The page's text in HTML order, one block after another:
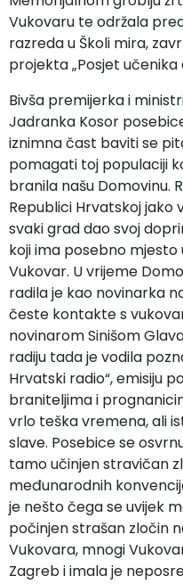
Vukovaru te održala
razreda u Školi mira,
projekta „Posjet
Bivša premijerka i
Jadranka Kosor
iznimna čast baviti se
pomagati toj populaciji
branila našu Domovinu.
Republici Hrvatskoj jako
svaki grad dao svoj
koji ima posebno mjesto
Vukovar. U vrijeme
radila je kao novinarka
česte kontakte s
novinarom Sinišom
radiju tada je vodila
Hrvatski radio“, emisiju
braniteljima i
vrlo teška vremena, ali
slave. Posebice se
tamo učinjen stravičan
međunarodnih
je nešto čega se uvijek
počinjen strašan zločin
Vukovara, mnogi
Zagreb i imala je